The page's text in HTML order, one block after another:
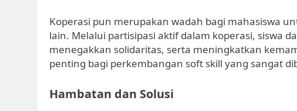
Koperasi pun merupakan wadah bagi mahasiswa
lain. Melalui partisipasi aktif dalam koperasi, siswa
menegakkan solidaritas, serta meningkatkan
penting bagi perkembangan soft skill yang sangat
Hambatan dan Solusi